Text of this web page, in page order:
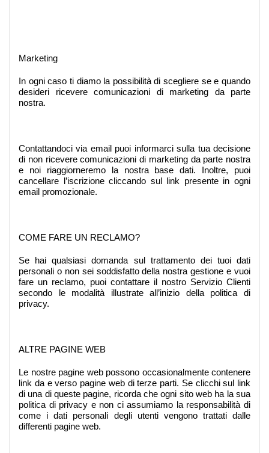
Marketing
In ogni caso ti diamo la possibilità di scegliere se e quando
desideri ricevere comunicazioni di marketing da parte
nostra.
Contattandocivia email puoi informarci sulla tua decisione
di non ricevere comunicazioni di marketing da parte nostra
e noi riaggiorneremo la nostra base dati. Inoltre, puoi
cancellare l’iscrizione cliccando sul link presente in ogni
email promozionale.
COME FARE UN RECLAMO?
Se hai qualsiasi domanda sul trattamento dei tuoi dati
personali o non sei soddisfatto della nostra gestione e vuoi
fare un reclamo, puoi contattare il nostro Servizio Clienti
secondo le modalità illustrate all’inizio della politica di
privacy.
ALTRE PAGINE WEB
Le nostre pagine web possono occasionalmente contenere
link da e verso pagine web di terze parti. Se clicchi sul link
di una di queste pagine, ricorda che ogni sito web ha la sua
politica di privacy e non ci assumiamo la responsabilità di
come i dati personali degli utenti vengono trattati dalle
differenti pagine web.